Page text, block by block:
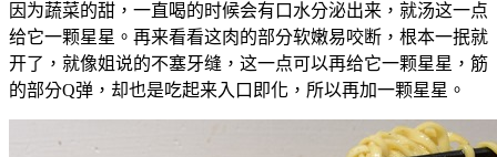
因为蔬菜的甜，一直喝的时候会有口水分泌出来，就汤这一点
给它一颗星星。再来看看这肉的部分软嫩易咬断，根本一抿就
开了，就像姐说的不塞牙缝，这一点可以再给它一颗星星，筋
的部分Q弹，却也是吃起来入口即化，所以再加一颗星星。